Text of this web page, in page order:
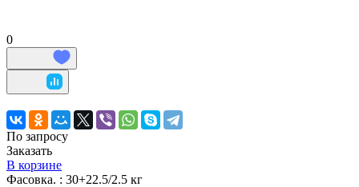
0
По запросу
Заказать
В корзине
Фасовка. : 30+22.5/2.5 кг